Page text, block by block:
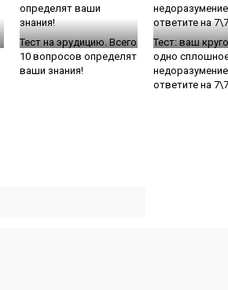
Тест на эрудицию. Всего
10 вопросов определят
ваши знания!
Тест: ваш
одно
ответите на 7\7